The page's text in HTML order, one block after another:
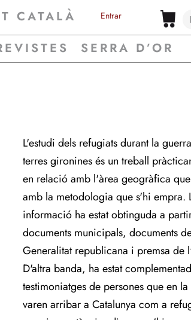
CATALÀ Entrar
SERRA D’OR
L'estudi dels refugiats durant la
terres gironines és un treball
en relació amb l'àrea geogràfica
amb la metodologia que s'hi empra.
informació ha estat obtinguda a
documents municipals, documents
Generalitat republicana i premsa de
D'altra banda, ha estat
testimoniatges de persones que en la
varen arribar a Catalunya com a